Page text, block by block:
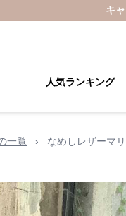
キ
人気ランキング
一覧 › なめしレザーマ